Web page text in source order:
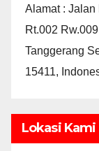
Alamat : Jalan
Rt.002
Tanggerang
15411,
Lokasi Kami